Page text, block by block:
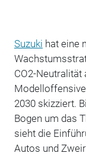
Suzuki hat eine
CO2-
2030 skizziert.
Bogen um das
sieht die
Autos und